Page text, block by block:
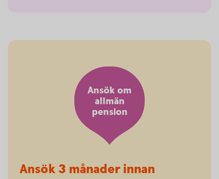
Ansök om
allmän
pension
Ansök 3 månader innan